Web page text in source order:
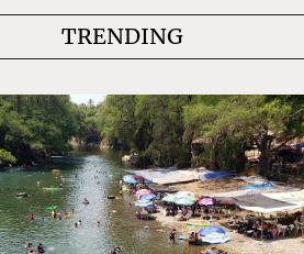
TRENDING